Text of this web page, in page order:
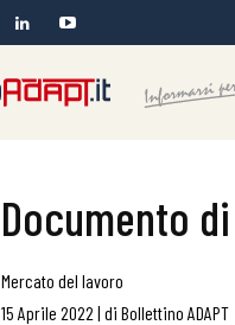
Documento
Mercato del lavoro
15 Aprile 2022 | di Bollettino ADAPT